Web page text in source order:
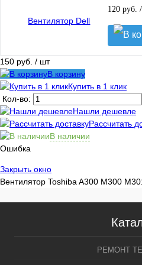
120 руб.
150 руб. / шт
В корзину
Купить в 1 клик
Кол-во:
Нашли дешевле
Рассчитать
В наличии
Ошибка
Закрыть окно
Вентилятор Toshiba A300 M300
РЕМОНТ